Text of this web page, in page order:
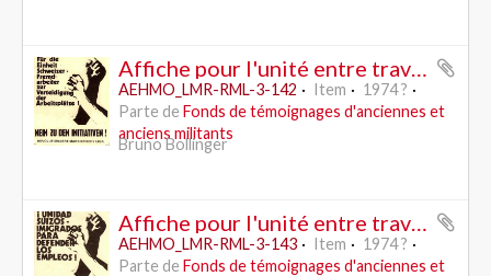
Affiche pour l'unité entre travailleurs suisses et immigrés pour le maintien des places de travail - contre les initiatives (Schwarzenbach?) - RML
AEHMO_LMR-RML-3-142 Item
1974 ?
Parte deFonds de témoignages d'anciennes et
anciens militants
Bruno Bollinger
Affiche pour l'unité entre travailleurs suisses et immigrés - contreles xénophobes (Schwarzenbach?) - RML/LCR (espagnole)
AEHMO_LMR-RML-3-143 Item
1974 ?
Parte deFonds de témoignages d'anciennes et